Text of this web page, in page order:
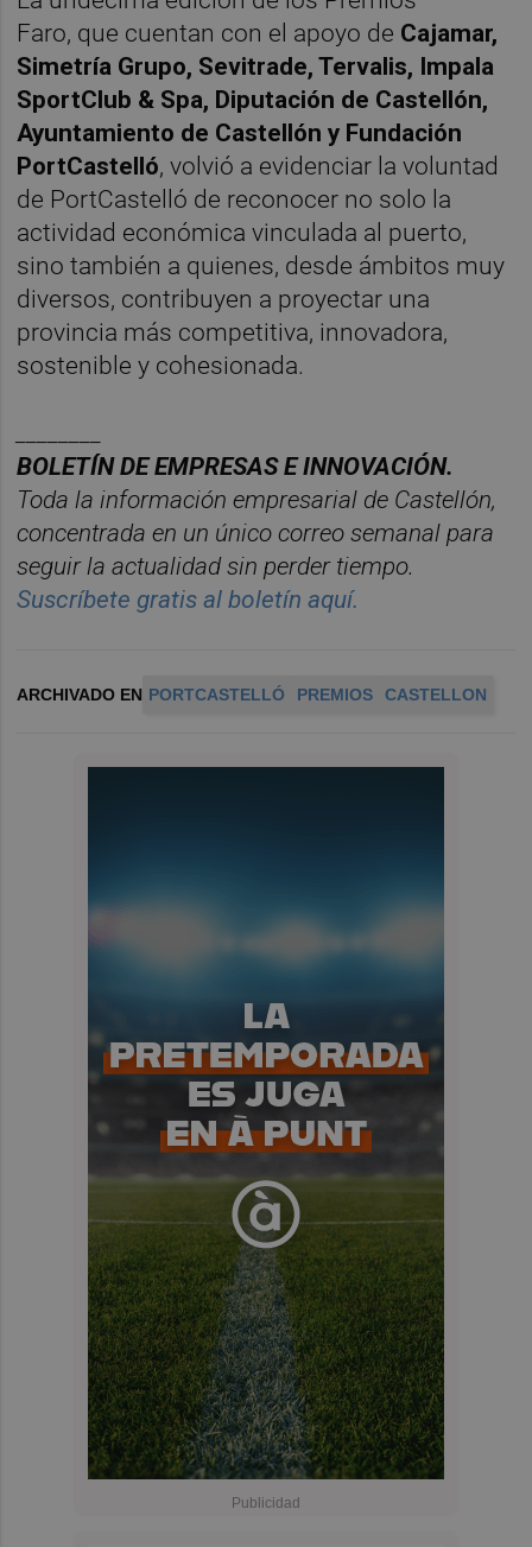
Faro, que cuentan con el apoyo de Cajamar,
Simetría Grupo, Sevitrade, Tervalis, Impala
SportClub & Spa, Diputación de Castellón,
Ayuntamiento de Castellón y Fundación
PortCastelló, volvió a evidenciar la voluntad
de PortCastelló de reconocer no solo la
actividad económica vinculada al puerto,
sino también a quienes, desde ámbitos muy
diversos, contribuyen a proyectar una
provincia más competitiva, innovadora,
sostenible y cohesionada.
BOLETÍN DE EMPRESAS E INNOVACIÓN.
Toda la información empresarial de Castellón,
concentrada en un único correo semanal para
seguir la actualidad sin perder tiempo.
Suscríbete gratis al boletín aquí.
ARCHIVADO EN PORTCASTELLÓ PREMIOS CASTELLON